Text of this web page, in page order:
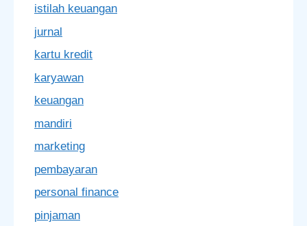
istilah keuangan
jurnal
kartu kredit
karyawan
keuangan
mandiri
marketing
pembayaran
personal finance
pinjaman